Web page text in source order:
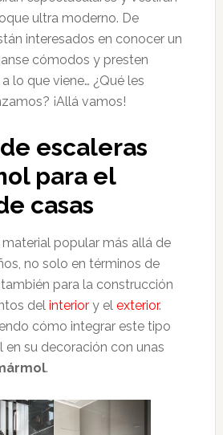
ultra moderno. De
interesados en conocer un
cómodos y presten
lo que viene… ¿Qué les
¡Allá vamos!
escaleras
para el
casas
popular más allá de
no solo en términos de
para la construcción
del interiory el exterior.
cómo integrar este tipo
en su decoración con unas
.